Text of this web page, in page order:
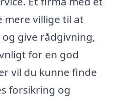
villige til at
give rådgivning,
for en god
vil du kunne finde
forsikring og